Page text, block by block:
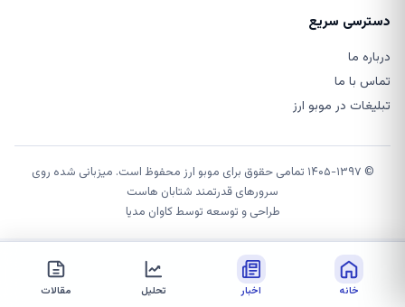
دسترسی سریع
درباره ما
تماس با ما
تبلیغات در موبو ارز
© ۱۴۰۵-۱۳۹۷ تمامی حقوق برای موبو ارز محفوظ است. میزبانی شده روی
سرورهای قدرتمند شتابان هاست
طراحی و توسعه توسطکاوان مدیا
خانه اخبار تحلیل مقالات